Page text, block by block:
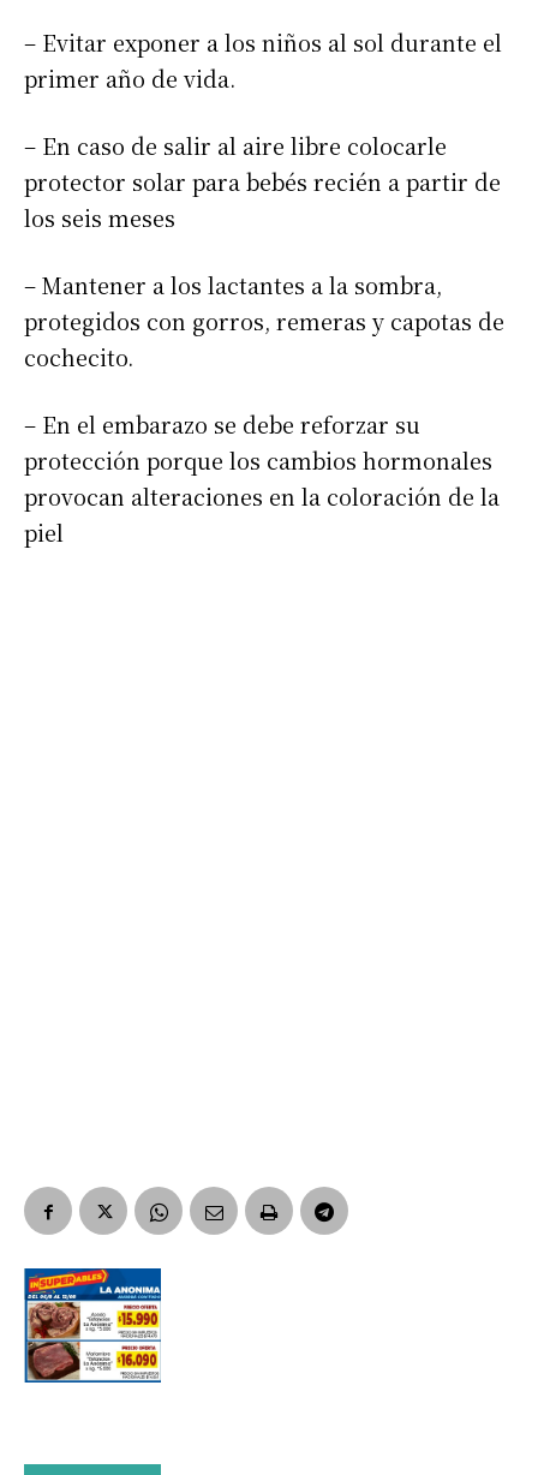
Suscribirme gratis
Dirección de correo electrónico *
Nombre
– Evitar exponer a los niños al sol durante el
primer año de vida.
– En caso de salir al aire libre colocarle
protector solar para bebés recién a partir de
los seis meses
– Mantener a los lactantes a la sombra,
protegidos con gorros, remeras y capotas de
cochecito.
– En el embarazo se debe reforzar su
protección porque los cambios hormonales
provocan alteraciones en la coloración de la
piel